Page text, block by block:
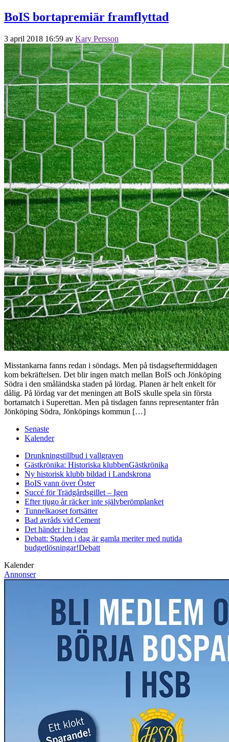
BoIS bortapremiär framflyttad
3 april 2018 16:59 av Kary Persson
Misstankarna fanns redan i söndags. Men på tisdagseftermiddagen
kom bekräftelsen. Det blir ingen match mellan BoIS och Jönköping
Södra i den småländska staden på lördag. Planen är helt enkelt för
dålig. På lördag var det meningen att BoIS skulle spela sin första
bortamatch i Superettan. Men på tisdagen fanns representanter från
Jönköping Södra, Jönköpings kommun […]
Senaste
Kalender
Drunkningstillbud i vallgraven
Gästkrönika: Historiska klubbenGästkrönika
Ny historisk klubb bildad i Landskrona
BoIS vann över Öster
Succé för Trädgårdsgillet – Igen
Efter tjugo år räcker inte självberömplanket
Tunnelkaoset fortsätter
Bad avråds vid Cement
Det händer i helgen
Debatt: Staden i dag är gamla meriter med nutida
budgetlösningar!Debatt
Kalender
Annonser